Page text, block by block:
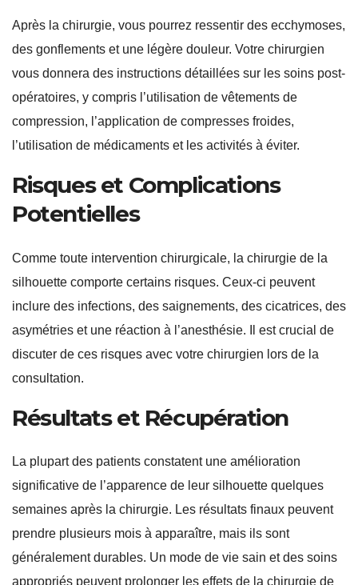
Après la chirurgie, vous pourrez ressentir des ecchymoses,
des gonflements et une légère douleur. Votre chirurgien
vous donnera des instructions détaillées sur les soins post-
opératoires, y compris l’utilisation de vêtements de
compression, l’application de compresses froides,
l’utilisation de médicaments et les activités à éviter.
Risques et Complications
Potentielles
Comme toute intervention chirurgicale, la chirurgie de la
silhouette comporte certains risques. Ceux-ci peuvent
inclure des infections, des saignements, des cicatrices, des
asymétries et une réaction à l’anesthésie. Il est crucial de
discuter de ces risques avec votre chirurgien lors de la
consultation.
Résultats et Récupération
La plupart des patients constatent une amélioration
significative de l’apparence de leur silhouette quelques
semaines après la chirurgie. Les résultats finaux peuvent
prendre plusieurs mois à apparaître, mais ils sont
généralement durables. Un mode de vie sain et des soins
appropriés peuvent prolonger les effets de la chirurgie de